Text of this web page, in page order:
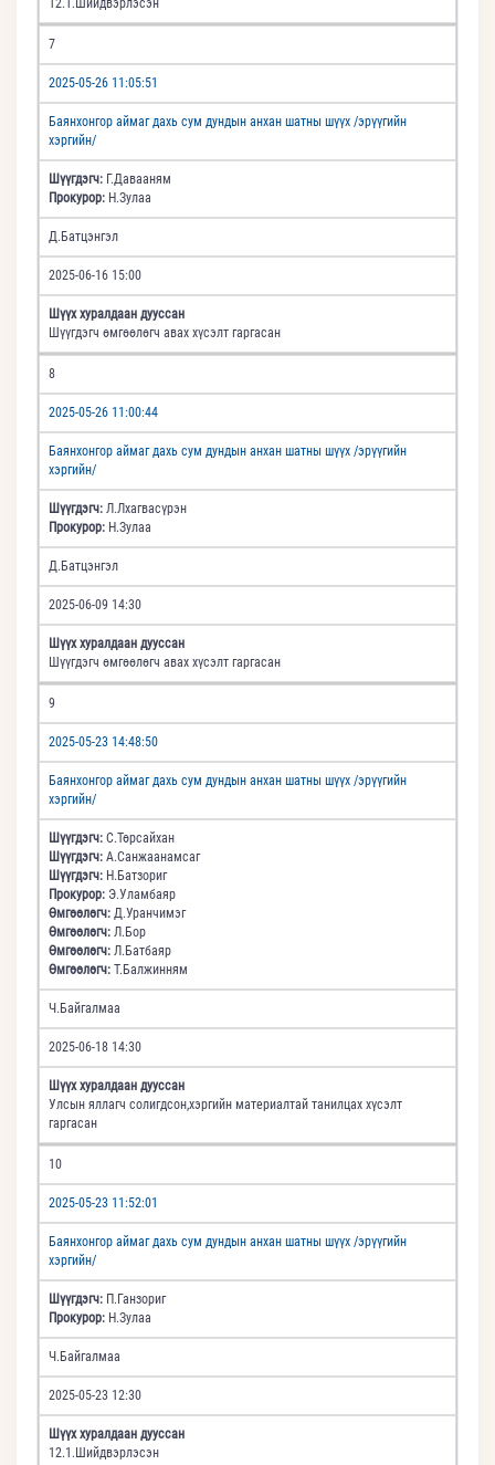
12.1.Шийдвэрлэсэн
7
2025-05-26 11:05:51
Баянхонгор аймаг дахь сум дундын анхан шатны шүүх /эрүүгийн
хэргийн/
Шүүгдэгч: Г.Давааням
Прокурор: Н.Зулаа
Д.Батцэнгэл
2025-06-16 15:00
Шүүх хуралдаан дууссан
Шүүгдэгч өмгөөлөгч авах хүсэлт гаргасан
8
2025-05-26 11:00:44
Баянхонгор аймаг дахь сум дундын анхан шатны шүүх /эрүүгийн
хэргийн/
Шүүгдэгч: Л.Лхагвасүрэн
Прокурор: Н.Зулаа
Д.Батцэнгэл
2025-06-09 14:30
Шүүх хуралдаан дууссан
Шүүгдэгч өмгөөлөгч авах хүсэлт гаргасан
9
2025-05-23 14:48:50
Баянхонгор аймаг дахь сум дундын анхан шатны шүүх /эрүүгийн
хэргийн/
Шүүгдэгч: С.Төрсайхан
Шүүгдэгч: А.Санжаанамсаг
Шүүгдэгч: Н.Батзориг
Прокурор: Э.Уламбаяр
Өмгөөлөгч: Д.Уранчимэг
Өмгөөлөгч: Л.Бор
Өмгөөлөгч: Л.Батбаяр
Өмгөөлөгч: Т.Балжинням
Ч.Байгалмаа
2025-06-18 14:30
Шүүх хуралдаан дууссан
Улсын яллагч солигдсон,хэргийн материалтай танилцах хүсэлт
гаргасан
10
2025-05-23 11:52:01
Баянхонгор аймаг дахь сум дундын анхан шатны шүүх /эрүүгийн
хэргийн/
Шүүгдэгч: П.Ганзориг
Прокурор: Н.Зулаа
Ч.Байгалмаа
2025-05-23 12:30
Шүүх хуралдаан дууссан
12.1.Шийдвэрлэсэн